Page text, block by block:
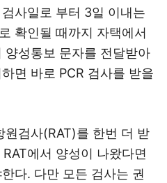
사일로 부터 3일 이내는
확인될 때까지 자택에서
양성통보 문자를 전달받아
면 바로 PCR 검사를 받을
원검사(RAT)를 한번 더 받
에서 양성이 나왔다면
다. 다만 모든 검사는 권